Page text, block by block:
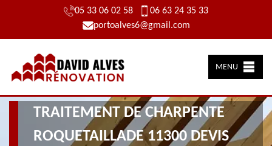
05 33 06 02 58
06 63 24 35 33
portoalves6@gmail.com
MENU
TRAITEMENT DE CHARPENTE
ROQUETAILLADE 11300 DEVIS